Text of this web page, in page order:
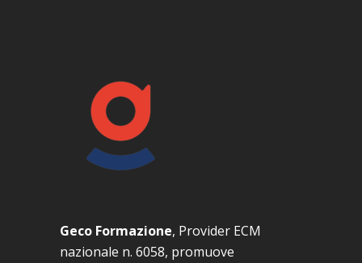
Geco Formazione, Provider ECM
nazionale n. 6058, promuove